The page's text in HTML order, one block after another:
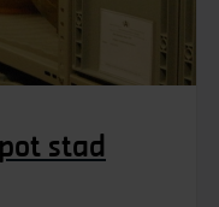
stad